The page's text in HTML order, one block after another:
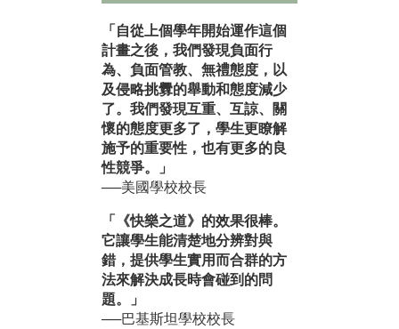
「自從上個學年開始運作這個
計畫之後，我們發現負面行
為、負面管教、無禮態度，以
及侵略挑釁的舉動和態度減少
了。我們發現互重、互諒、關
懷的態度更多了，學生更瞭解
施予的重要性，也有更多的良
性競爭。」
──美國學校校長
「《快樂之道》的效果很棒。
它讓學生能清楚地分辨對與
錯，提供學生實用而合群的方
法來解決成長時會碰到的問
題。」
──巴基斯坦學校校長